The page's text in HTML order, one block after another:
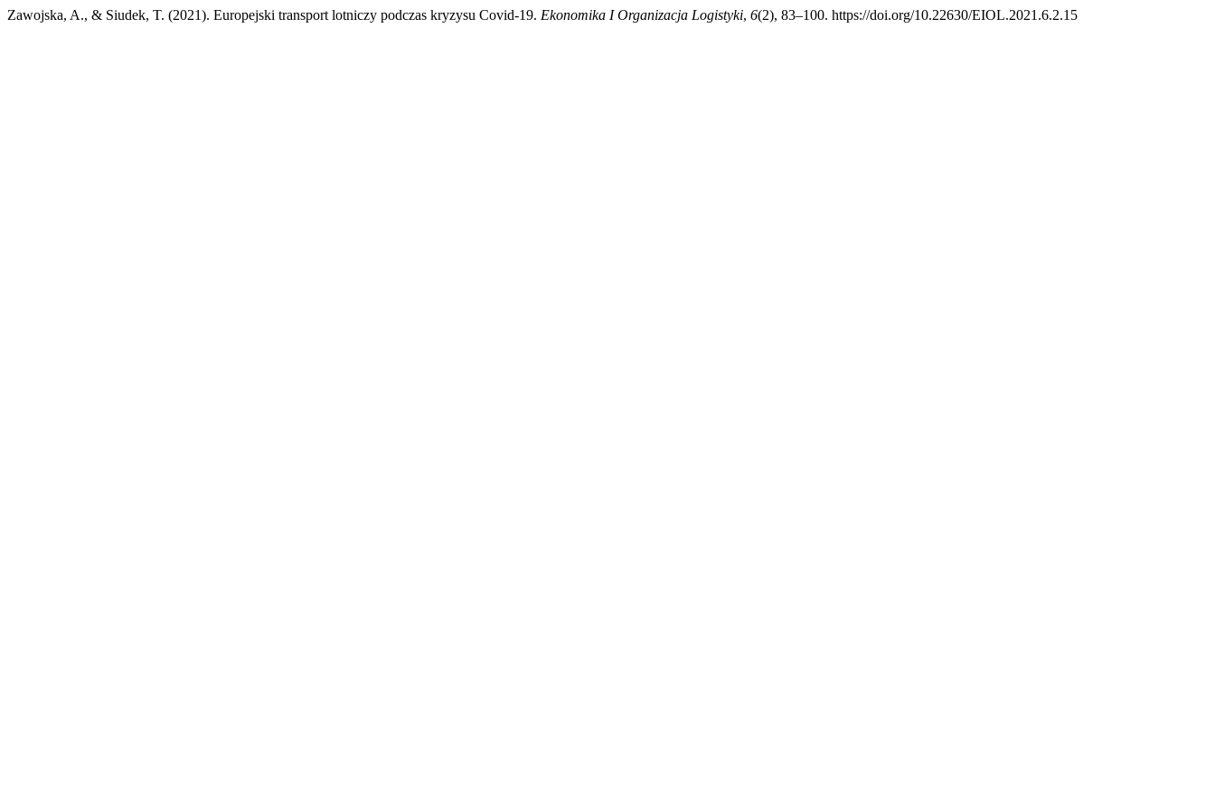
Zawojska, A., & Siudek, T. (2021). Europejski transport lotniczy podczas kryzysu Covid-19. Ekonomika I Organizacja Logistyki, 6(2), 83–100. https://doi.org/10.22630/EIOL.2021.6.2.15